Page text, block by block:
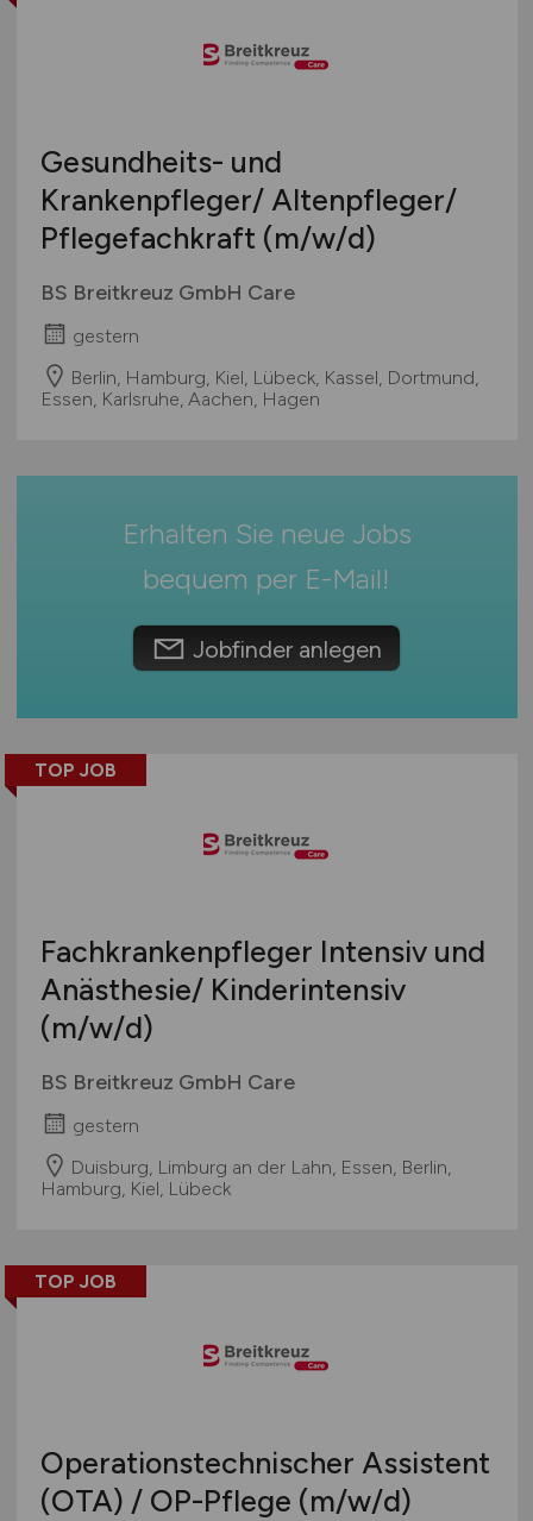
Technische Berufe & IT
Verwaltung
Wellness & Spa
Sonstige
Studentenjobs / Werkstudenten
Mecklenburg-Vorpommern
Niedersachsen
Nordrhein-Westfalen
Saarland
Sachsen
Sachsen-Anhalt
Schleswig-Holstein
Deutschlandweit
Schweiz
Gesundheits- und
Krankenpfleger/ Altenpfleger/
Pflegefachkraft (m/w/d)
BS Breitkreuz GmbH Care
gestern
Berlin, Hamburg, Kiel, Lübeck, Kassel, Dortmund,
Essen, Karlsruhe, Aachen, Hagen
Erhalten Sie neue Jobs
bequem per E-Mail!
Jobfinder anlegen
TOP JOB
Fachkrankenpfleger Intensiv und
Anästhesie/ Kinderintensiv
(m/w/d)
BS Breitkreuz GmbH Care
gestern
Duisburg, Limburg an der Lahn, Essen, Berlin,
Hamburg, Kiel, Lübeck
TOP JOB
Operationstechnischer Assistent
(OTA) / OP-Pflege (m/w/d)